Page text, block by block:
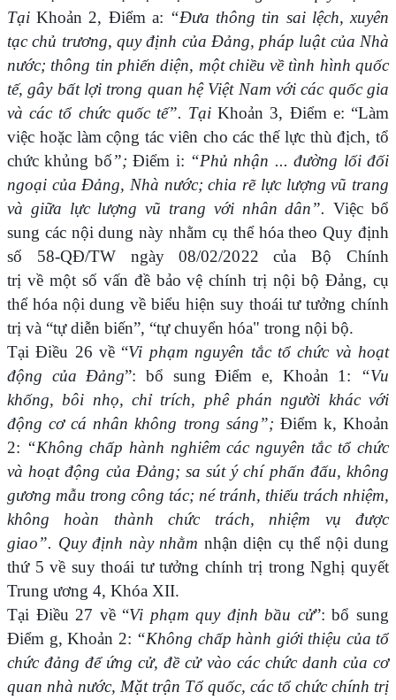
TạiKhoản 2, Điểm a: “Đưa thông tin sai lệch, xuyên
tạc chủ trương, quy định của Đảng, pháp luật của Nhà
nước; thông tin phiến diện, một chiều về tình hình quốc
tế, gây bất lợi trong quan hệ Việt Nam với các quốc gia
và các tổ chức quốc tế”. Tại Khoản 3, Điểm e: “Làm
việc hoặc làm cộng tác viên cho các thế lực thù địch, tổ
chức khủng bố”; Điểm i: “Phủ nhận ... đường lối đối
ngoại của Đảng, Nhà nước; chia rẽ lực lượng vũ trang
và giữa lực lượng vũ trang với nhân dân”. Việc bổ
sung các nội dung này nhằm cụ thể hóa theo Quy định
số 58-QĐ/TW ngày 08/02/2022 của Bộ Chính
trị về một số vấn đề bảo vệ chính trị nội bộ Đảng, cụ
thể hóa nội dung về biểu hiện suy thoái tư tưởng chính
trị và “tự diễn biến”, “tự chuyển hóa" trong nội bộ.
Tại Điều 26 về “Vi phạm nguyên tắc tổ chức và hoạt
động của Đảng”: bổ sung Điểm e, Khoản 1: “Vu
khống, bôi nhọ, chỉ trích, phê phán người khác với
động cơ cá nhân không trong sáng”; Điểm k, Khoản
2: “Không chấp hành nghiêm các nguyên tắc tổ chức
và hoạt động của Đảng; sa sút ý chí phấn đấu, không
gương mẫu trong công tác; né tránh, thiếu trách nhiệm,
không hoàn thành chức trách, nhiệm vụ được
giao”. Quy định này nhằm nhận diện cụ thể nội dung
thứ 5 về suy thoái tư tưởng chính trị trong Nghị quyết
Trung ương 4, Khóa XII.
Tại Điều 27 về “Vi phạm quy định bầu cử”: bổ sung
Điểm g, Khoản 2: “Không chấp hành giới thiệu của tổ
chức đảng để ứng cử, đề cử vào các chức danh của cơ
quan nhà nước, Mặt trận Tổ quốc, các tổ chức chính trị